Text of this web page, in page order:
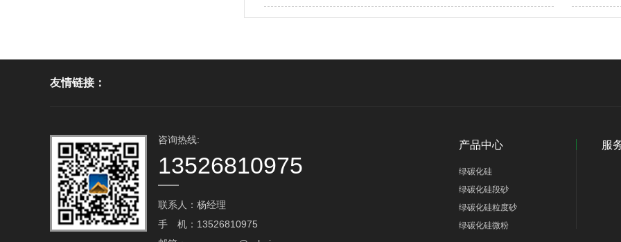
友情链接：
咨询热线:
13526810975
联系人：杨经理
手 机：13526810975
产品中心
绿碳化硅
绿碳化硅段砂
绿碳化硅粒度砂
绿碳化硅微粉
服